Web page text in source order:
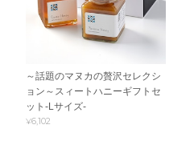
～話題のマヌカの贅沢セレクシ
ョン～スィートハニーギフトセ
ット-Lサイズ-
¥6,102